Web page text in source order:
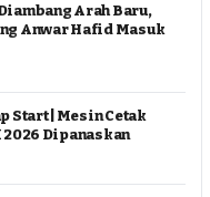
Arah Baru,
Anwar Hafid Masuk
Start | Mesin Cetak
Dipanaskan